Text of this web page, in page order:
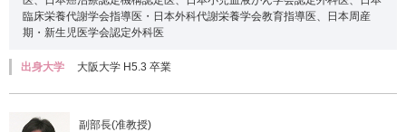
臨床栄養代謝学会指導医・日本外科代謝栄養学会教育指導医、日本周産
期・新生児医学会認定外科医
出身大学 大阪大学 H5.3 卒業
副部長(准教授)